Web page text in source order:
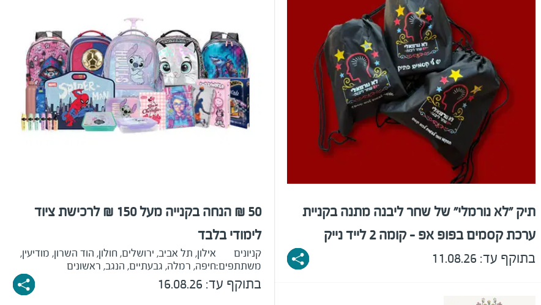
תיק "לא נורמלי" של שחר ליבנה מתנה בקניית
ערכת קסמים בפופ אפ - קומה 2 לייד נייק
בתוקף עד: 11.08.26
50 ₪ הנחה בקנייה מעל 150 ₪ לרכישת ציוד
לימודי בלבד
קניונים
משתתפים:
אילון, תל אביב, ירושלים, חולון, הוד השרון, מודיעין,
חיפה, רמלה, גבעתיים, הנגב, ראשונים
בתוקף עד: 16.08.26